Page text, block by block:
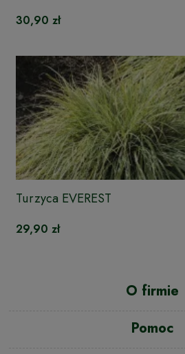
30,90 zł
Turzyca EVEREST
29,90 zł
O firmie
Pomoc